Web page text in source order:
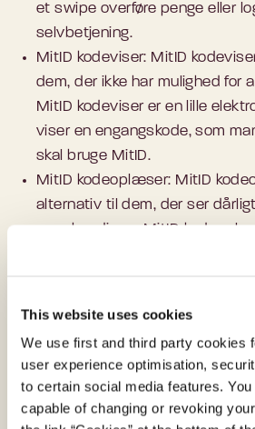
This website uses cookies
We use first and third party cookies
user experience optimisation,
to certain social media features.
capable of changing or revoking
et swipe overføre penge eller
selvbetjening.
MitID kodeviser: MitID
dem, der ikke har mulighed for
MitID kodeviser er en lille
viser en engangskode, som
skal bruge MitID.
MitID kodeoplæser: MitID
alternativ til dem, der ser
synshandicap. MitID
hvor koden vises - eller den
Det er herudover muligt at
som hovedsagelig er tiltænkt
erhvervsøjemed.